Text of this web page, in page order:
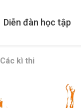
Diễn đàn học tập
Các kì thi